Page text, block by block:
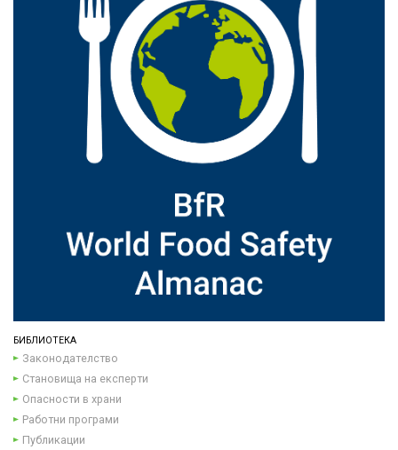
БИБЛИОТЕКА
Законодателство
Становища на експерти
Опасности в храни
Работни програми
Публикации